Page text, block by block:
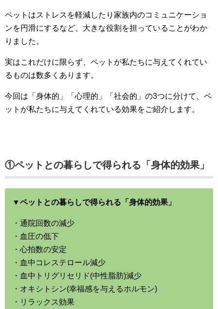
ペットはストレスを軽減したり家族内のコミュニケーショ
ンを円滑にするなど、大きな役割を担っていることがわか
りました。
実はこれだけに限らず、ペットが私たちに与えてくれてい
るものは数多くあります。
今回は「身体的」「心理的」「社会的」の3つに分けて、ペ
ットが私たちに与えてくれている効果をご紹介します。
①ペットとの暮らしで得られる「身体的効果」
▼ペットとの暮らしで得られる「身体的効果」
・通院回数の減少
・血圧の低下
・心拍数の安定
・血中コレステロール減少
・血中トリグリセリド(中性脂肪)減少
・オキシトシン(幸福感を与えるホルモン)
・リラックス効果